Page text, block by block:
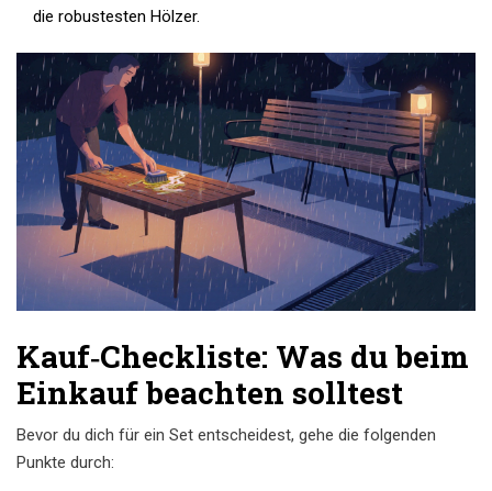
die robustesten Hölzer.
Kauf‑Checkliste: Was du beim
Einkauf beachten solltest
Bevor du dich für ein Set entscheidest, gehe die folgenden
Punkte durch: